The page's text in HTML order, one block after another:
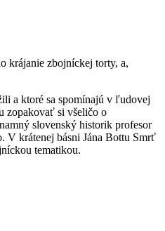
krájanie zbojníckej torty, a,
a ktoré sa spomínajú v ľudovej
zopakovať si všeličo o
slovenský historik profesor
V krátenej básni Jána Bottu Smrť
tematikou.